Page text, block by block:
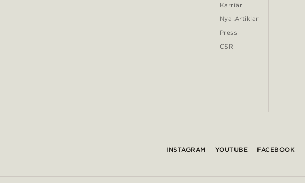
Karriär
Nya Artiklar
Press
CSR
INSTAGRAM YOUTUBE FACEBOOK